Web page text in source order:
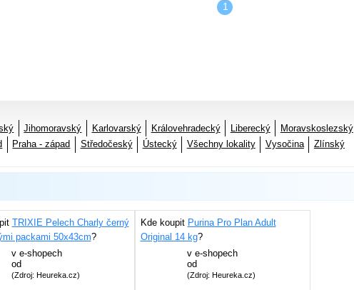
1
Jihomoravský Karlovarský Královehradecký Liberecký Moravskoslezský
Praha - západ Středočeský Ústecký Všechny lokality Vysočina Zlínský
TRIXIE Pelech Charly černý
packami 50x43cm?
v e-shopech
od
(Zdroj: Heureka.cz)
Kde koupit Purina Pro Plan Adult
Original 14 kg?
v e-shopech
od
(Zdroj: Heureka.cz)